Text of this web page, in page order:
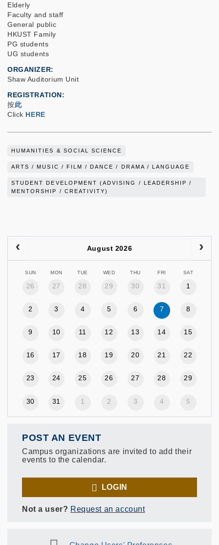
Elderly
Faculty and staff
General public
HKUST Family
PG students
UG students
ORGANIZER
Shaw Auditorium Unit
REGISTRATION
按此
Click HERE
HUMANITIES & SOCIAL SCIENCE
ARTS / MUSIC / FILM / DANCE / DRAMA / LANGUAGE
STUDENT DEVELOPMENT (ADVISING / LEADERSHIP /
MENTORSHIP / CREATIVITY)
August 2026
SUN MON TUE WED THU FRI SAT
26 27 28 29 30 31 1
2 3 4 5 6 7 8
9 10 11 12 13 14 15
16 17 18 19 20 21 22
23 24 25 26 27 28 29
30 31 1 2 3 4 5
POST AN EVENT
Campus organizations are invited to add their
events to the calendar.
LOGIN
Not a user? Request an account